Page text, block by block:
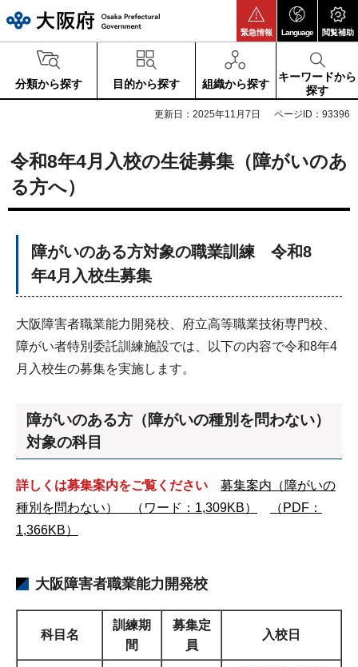
緊急情報 Language 閲覧補助
分類から探す 目的から探す 組織から探す
キーワードから
探す
更新日：2025年11月7日 ページID：93396
令和8年4月入校の生徒募集（障がいのあ
る方へ）
障がいのある方対象の職業訓練 令和8
年4月入校生募集
大阪障害者職業能力開発校、府立高等職業技術専門校、
障がい者特別委託訓練施設では、以下の内容で令和8年4
月入校生の募集を実施します。
障がいのある方（障がいの種別を問わない）
対象の科目
詳しくは募集案内をご覧ください
募集案内（障がいの
種別を問わない） （ワード：1,309KB）
（PDF：
1,366KB）
大阪障害者職業能力開発校
科目名
訓練期
間
募集定
員
入校日